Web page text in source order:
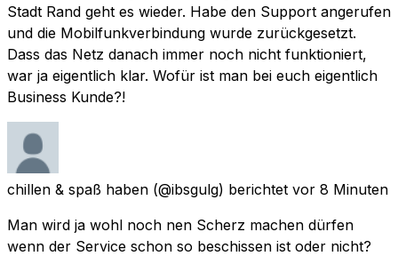
Stadt Rand geht es wieder. Habe den Support angerufen
und die Mobilfunkverbindung wurde zurückgesetzt.
Dass das Netz danach immer noch nicht funktioniert,
war ja eigentlich klar. Wofür ist man bei euch eigentlich
Business Kunde?!
chillen & spaß haben (@ibsgulg) berichtet vor 8 Minuten
Man wird ja wohl noch nen Scherz machen dürfen
wenn der Service schon so beschissen ist oder nicht?